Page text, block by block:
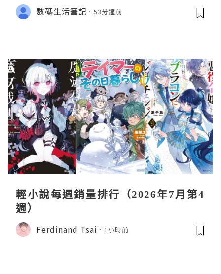
數碼生活筆記 53分鐘前
輕小說每週銷量排行（2026年7月第4
週）
Ferdinand Tsai 1小時前